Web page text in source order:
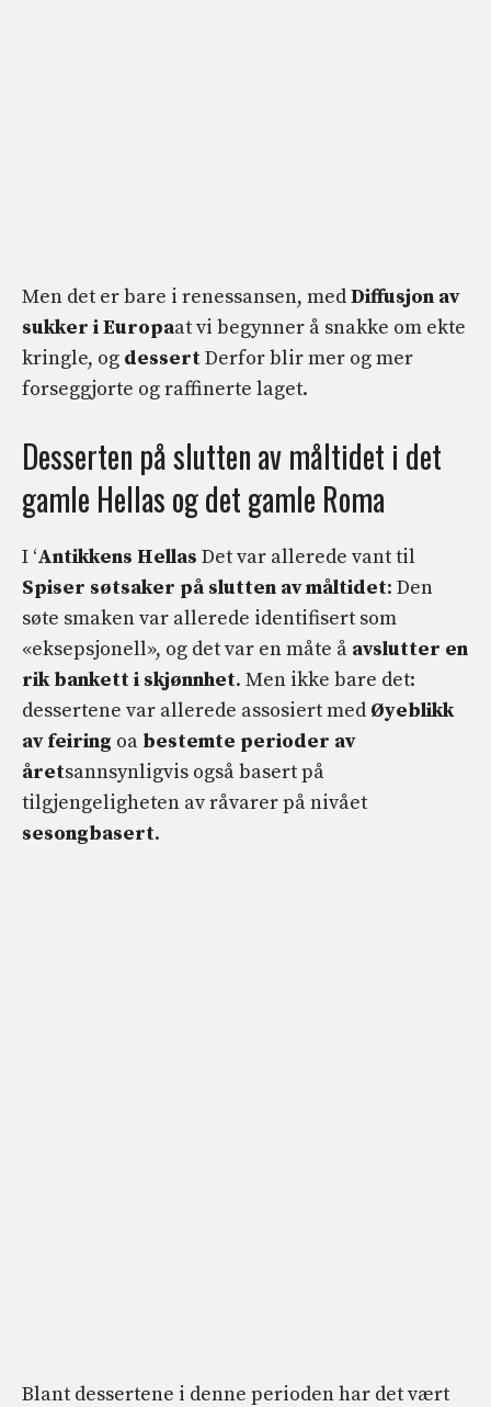
Men det er bare i renessansen, medDiffusjon av
sukker i Europaat vi begynner å snakke om ekte
kringle, og dessertDerfor blir mer og mer
forseggjorte og raffinerte laget.
Desserten på slutten av måltidet i det
gamle Hellas og det gamle Roma
I ‘Antikkens Hellas Det var allerede vant til
Spiser søtsaker på slutten av måltidet: Den
søte smaken var allerede identifisert som
«eksepsjonell», og det var en måte å avslutter en
rik bankett i skjønnhet. Men ikke bare det:
dessertene var allerede assosiert med Øyeblikk
av feiring oa bestemte perioder av
åretsannsynligvis også basert på
tilgjengeligheten av råvarer på nivået
sesongbasert.
Blant dessertene i denne perioden har det vært